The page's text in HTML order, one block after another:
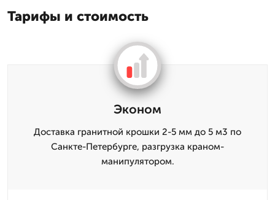
Тарифы и стоимость
Эконом
Доставка гранитной крошки 2-5 мм до 5 м3 по
Санкте-Петербурге, разгрузка краном-
манипулятором.